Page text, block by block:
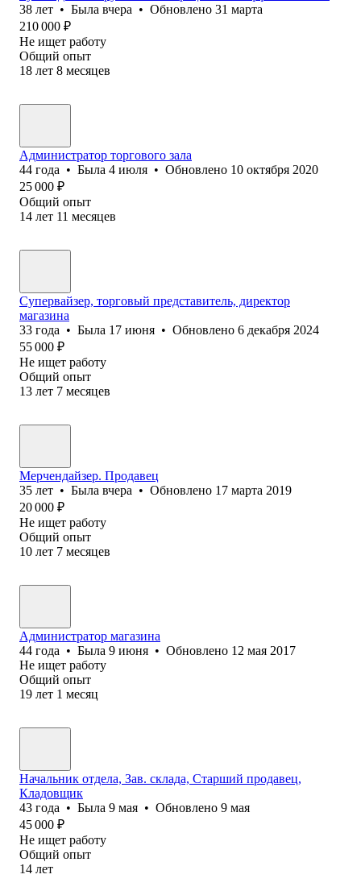
38 лет • Была вчера • Обновлено 31 марта
210 000 ₽
Не ищет работу
Общий опыт
18 лет 8 месяцев
Администратор торгового зала
44 года • Была 4 июля • Обновлено 10 октября 2020
25 000 ₽
Общий опыт
14 лет 11 месяцев
Супервайзер, торговый представитель, директор
магазина
33 года • Была 17 июня • Обновлено 6 декабря 2024
55 000 ₽
Не ищет работу
Общий опыт
13 лет 7 месяцев
Мерчендайзер. Продавец
35 лет • Была вчера • Обновлено 17 марта 2019
20 000 ₽
Не ищет работу
Общий опыт
10 лет 7 месяцев
Администратор магазина
44 года • Была 9 июня • Обновлено 12 мая 2017
Не ищет работу
Общий опыт
19 лет 1 месяц
Начальник отдела, Зав. склада, Старший продавец,
Кладовщик
43 года • Была 9 мая • Обновлено 9 мая
45 000 ₽
Не ищет работу
Общий опыт
14 лет